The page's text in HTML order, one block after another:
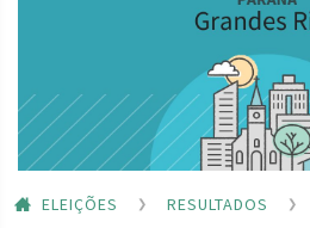
ELEIÇÕES RESULTADOS